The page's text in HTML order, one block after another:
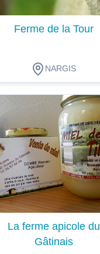
Ferme de la Tour
NARGIS
Dégustation
La ferme apicole du
Gâtinais